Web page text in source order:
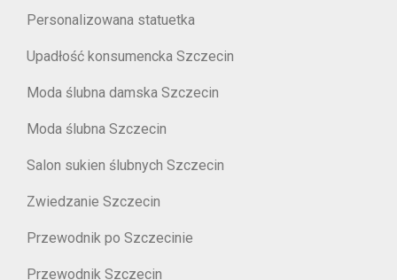
Personalizowana statuetka
Upadłość konsumencka Szczecin
Moda ślubna damska Szczecin
Moda ślubna Szczecin
Salon sukien ślubnych Szczecin
Zwiedzanie Szczecin
Przewodnik po Szczecinie
Przewodnik Szczecin